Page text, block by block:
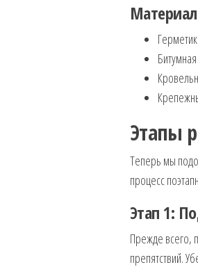
Этапы
Теперь мы
процесс
Этап 1:
Прежде всего,
препятствий.